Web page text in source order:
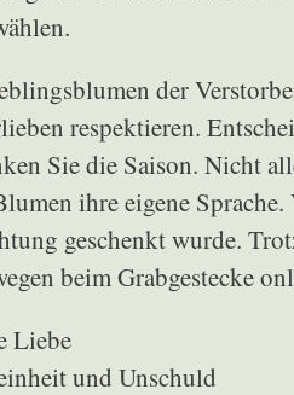
der
respektieren.
Sie die Saison. Nicht
ihre eigene
geschenkt wurde.
beim Grabgestecke
Liebe
und Unschuld